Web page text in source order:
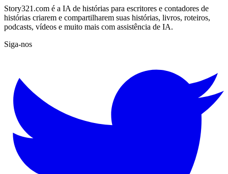
Story321.com é a IA de histórias para escritores e contadores de
histórias criarem e compartilharem suas histórias, livros, roteiros,
podcasts, vídeos e muito mais com assistência de IA.
Siga-nos